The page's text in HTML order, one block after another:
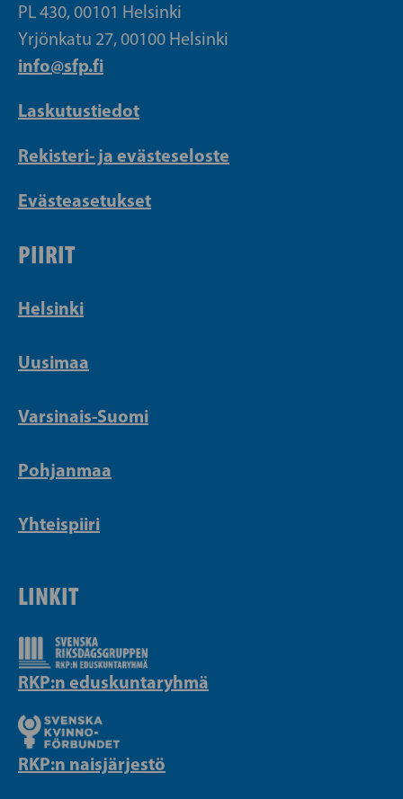
PL 430, 00101 Helsinki
Yrjönkatu 27, 00100 Helsinki
info@sfp.fi
Laskutustiedot
Rekisteri- ja evästeseloste
Evästeasetukset
PIIRIT
Helsinki
Uusimaa
Varsinais-Suomi
Pohjanmaa
Yhteispiiri
LINKIT
RKP:n eduskuntaryhmä
RKP:n naisjärjestö